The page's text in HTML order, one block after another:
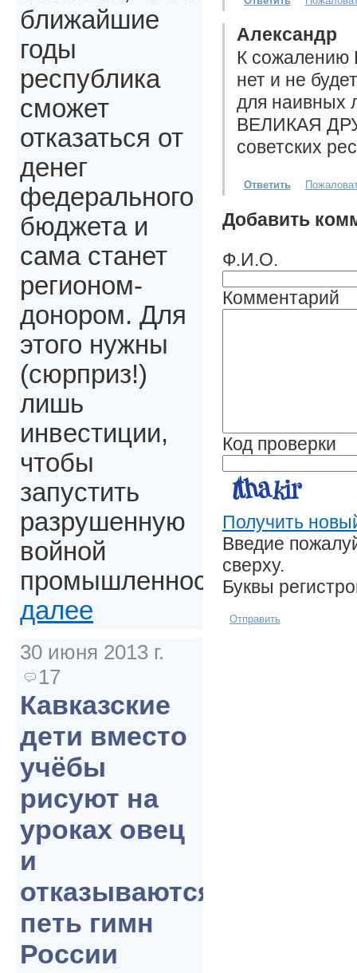
Александр
К сожалению
нет и не
для наивных
ВЕЛИКАЯ
советских
Ответить
Добавить
Ф.И.О.
Комментарий
Код проверки
Получить
Введие
сверху.
Буквы
Отправить
ближайшие
годы
республика
сможет
отказаться от
денег
федерального
бюджета и
сама станет
регионом-
донором. Для
этого нужны
(сюрприз!)
лишь
инвестиции,
чтобы
запустить
разрушенную
войной
промышленность.
далее
30 июня 2013 г.
17
Кавказские
дети вместо
учёбы
рисуют на
уроках овец
и
отказываются
петь гимн
России